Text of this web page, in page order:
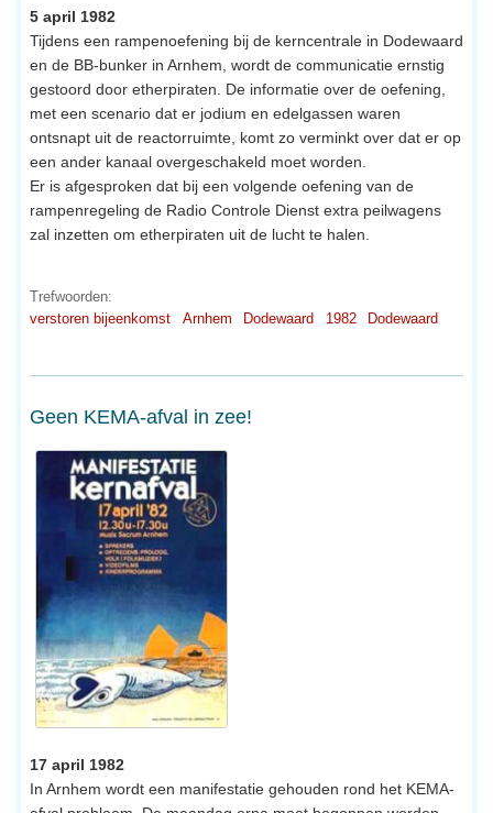
5 april 1982
Tijdens een rampenoefening bij de kerncentrale in Dodewaard
en de BB-bunker in Arnhem, wordt de communicatie ernstig
gestoord door etherpiraten. De informatie over de oefening,
met een scenario dat er jodium en edelgassen waren
ontsnapt uit de reactorruimte, komt zo verminkt over dat er op
een ander kanaal overgeschakeld moet worden.
Er is afgesproken dat bij een volgende oefening van de
rampenregeling de Radio Controle Dienst extra peilwagens
zal inzetten om etherpiraten uit de lucht te halen.
Trefwoorden:
verstoren bijeenkomst
Arnhem Dodewaard 1982 Dodewaard
Geen KEMA-afval in zee!
17 april 1982
In Arnhem wordt een manifestatie gehouden rond het KEMA-